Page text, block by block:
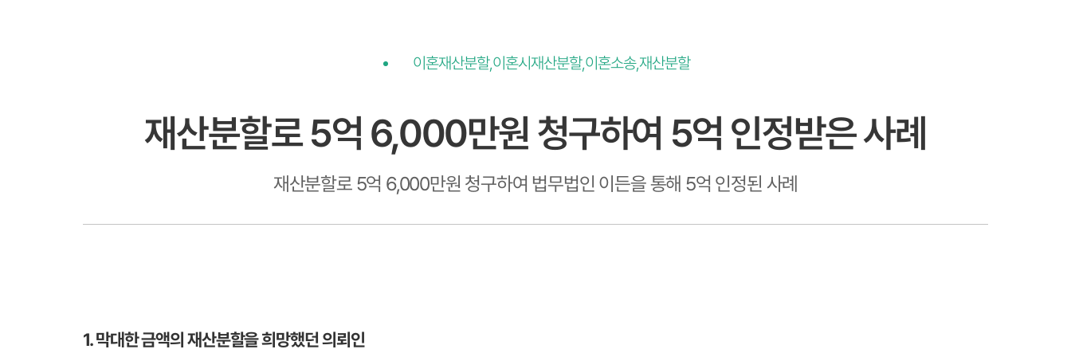
이혼재산분할,이혼시재산분할,이혼소송,재산분할
재산분할로 5억 6,000만원 청구하여 5억 인정받은 사례
재산분할로 5억 6,000만원 청구하여 법무법인 이든을 통해 5억 인정된 사례
1. 막대한 금액의 재산분할을 희망했던 의뢰인